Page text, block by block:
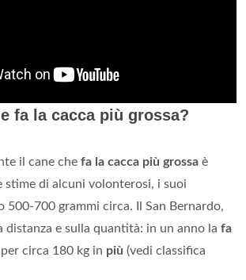
fa la cacca più grossa?
il cane che fa la cacca più grossa è
stime di alcuni volonterosi, i suoi
500-700 grammi circa. Il San Bernardo,
distanza e sulla quantità: in un anno la fa
circa 180 kg in più (vedi classifica